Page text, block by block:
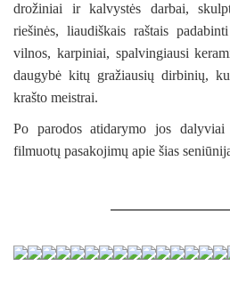
drožiniai ir kalvystės darbai,
riešinės, liaudiškais raštais
vilnos, karpiniai, spalvingiausi
daugybė kitų gražiausių dirbinių,
krašto meistrai.
Po parodos atidarymo jos
filmuotų pasakojimų apie šias